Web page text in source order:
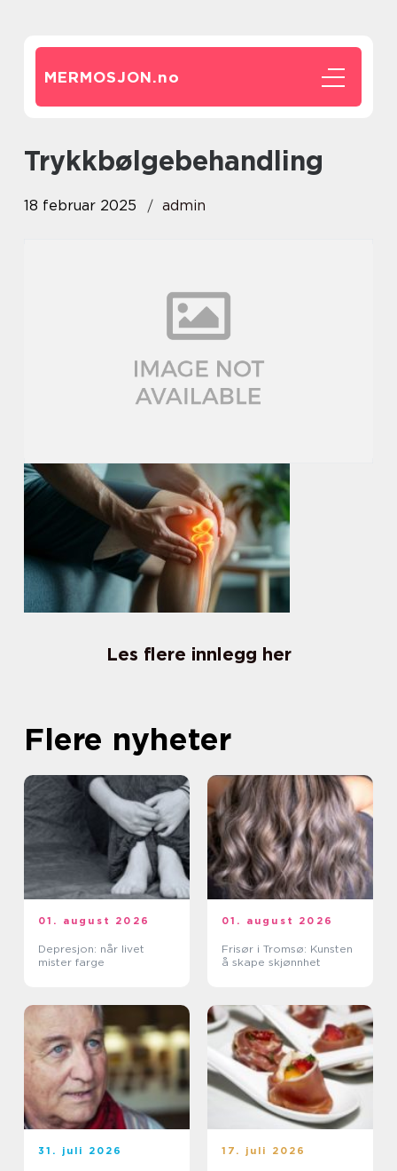
MERMOSJON.no
trykkbølgebehandling
18 februar 2025 admin
Les flere innlegg her
Flere nyheter
01. august 2026
Depresjon: når livet
mister farge
01. august 2026
Frisør i Tromsø: Kunsten
å skape skjønnhet
31. juli 2026 17. juli 2026